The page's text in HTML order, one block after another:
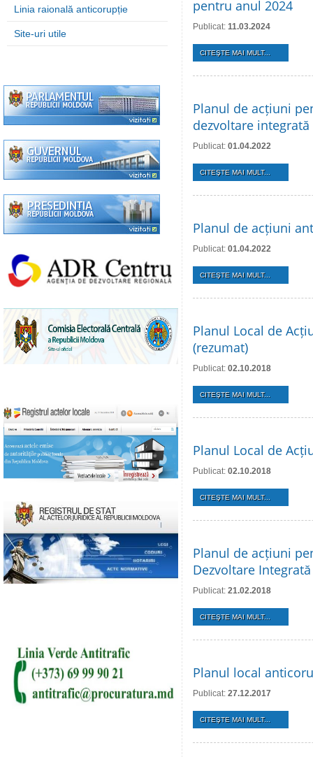
Linia raională anticorupție
Site-uri utile
pentru anul 2024
Publicat: 11.03.2024
CITEŞTE MAI MULT...
Planul de acțiuni
dezvoltare
Publicat: 01.04.2022
CITEŞTE MAI MULT...
Planul de acțiuni
Publicat: 01.04.2022
CITEŞTE MAI MULT...
Planul Local de
(rezumat)
Publicat: 02.10.2018
CITEŞTE MAI MULT...
Planul Local de
Publicat: 02.10.2018
CITEŞTE MAI MULT...
Planul de acțiuni
Dezvoltare
Publicat: 21.02.2018
CITEŞTE MAI MULT...
Planul local
Publicat: 27.12.2017
CITEŞTE MAI MULT...